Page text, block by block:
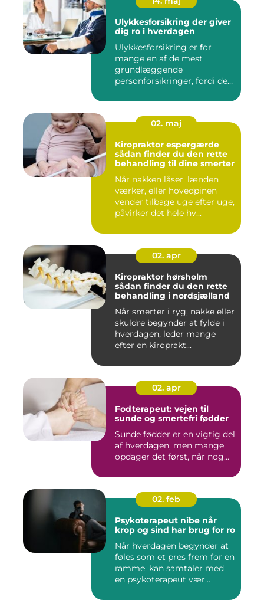
Ulykkesforsikring der giver
dig ro i hverdagen
Ulykkesforsikring er for
mange en af de mest
grundlæggende
personforsikringer, fordi den
02. maj
Kiropraktor espergærde
sådan finder du den rette
behandling til dine smerter
Når nakken låser, lænden
værker, eller hovedpinen
vender tilbage uge efter uge,
påvirker det hele hv...
02. apr
Kiropraktor hørsholm
sådan finder du den rette
behandling i nordsjælland
Når smerter i ryg, nakke eller
skuldre begynder at fylde i
hverdagen, leder mange
efter en kiroprakt...
02. apr
Fodterapeut: vejen til
sunde og smertefri fødder
Sunde fødder er en vigtig del
af hverdagen, men mange
opdager det først, når nog...
02. feb
Psykoterapeut nibe når
krop og sind har brug for ro
Når hverdagen begynder at
føles som et pres frem for en
ramme, kan samtaler med
en psykoterapeut vær...